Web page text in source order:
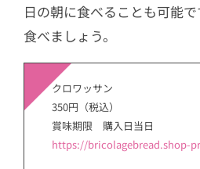
日の朝に食べることも可能
食べましょう。
クロワッサン
350円（税込）
賞味期限 購入日当日
https://bricolagebread.shop-